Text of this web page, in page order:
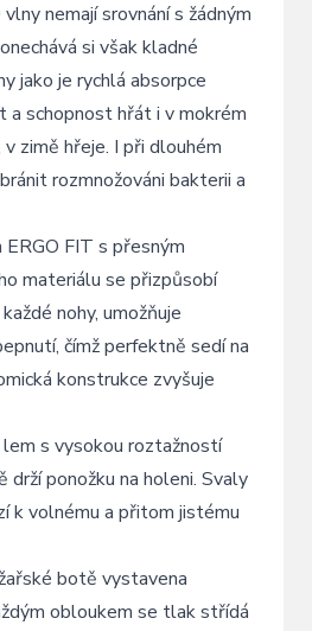
nemají srovnání s žádným
si však kladné
jako je rychlá absorpce
a schopnost hřát i v mokrém
zimě hřeje. I při dlouhém
rozmnožováni bakterii a
FIT s přesným
materiálu se přizpůsobí
nohy, umožňuje
čímž perfektně sedí na
konstrukce zvyšuje
s vysokou roztažností
drží ponožku na holeni. Svaly
k volnému a přitom jistému
botě vystavena
obloukem se tlak střídá